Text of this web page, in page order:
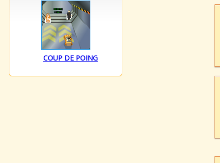
COUP DE POING